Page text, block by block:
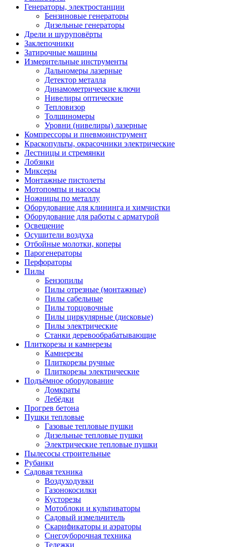
Генераторы, электростанции
Бензиновые генераторы
Дизельные генераторы
Дрели и шуруповёрты
Заклепочники
Затирочные машины
Измерительные инструменты
Дальномеры лазерные
Детектор металла
Динамометрические ключи
Нивелиры оптические
Тепловизор
Толщиномеры
Уровни (нивелиры) лазерные
Компрессоры и пневмоинструмент
Краскопульты, окрасочники электрические
Лестницы и стремянки
Лобзики
Миксеры
Монтажные пистолеты
Мотопомпы и насосы
Ножницы по металлу
Оборудование для клининга и химчистки
Оборудование для работы с арматурой
Освещение
Осушители воздуха
Отбойные молотки, коперы
Парогенераторы
Перфораторы
Пилы
Бензопилы
Пилы отрезные (монтажные)
Пилы сабельные
Пилы торцовочные
Пилы циркулярные (дисковые)
Пилы электрические
Станки деревообрабатывающие
Плиткорезы и камнерезы
Камнерезы
Плиткорезы ручные
Плиткорезы электрические
Подъёмное оборудование
Домкраты
Лебёдки
Прогрев бетона
Пушки тепловые
Газовые тепловые пушки
Дизельные тепловые пушки
Электрические тепловые пушки
Пылесосы строительные
Рубанки
Садовая техника
Воздуходувки
Газонокосилки
Кусторезы
Мотоблоки и культиваторы
Садовый измельчитель
Скарификаторы и аэраторы
Снегоуборочная техника
Тележки